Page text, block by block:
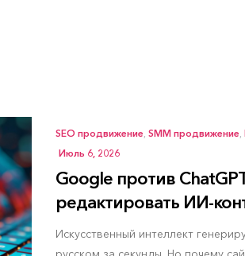
SEO продвижение, SMM продвижение,
Июль 6, 2026
Google против
редактировать ИИ-
Искусственный интеллект